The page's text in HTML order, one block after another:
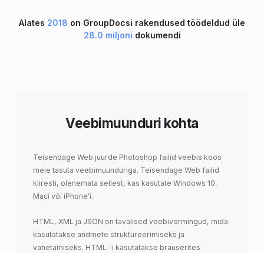
Alates 2018 on GroupDocsi rakendused töödeldud üle
28.0 miljoni dokumendi
Veebimuunduri kohta
Teisendage Web juurde Photoshop failid veebis koos
meie tasuta veebimuunduriga. Teisendage Web failid
kiiresti, olenemata sellest, kas kasutate Windows 10,
Maci või iPhone'i.
HTML, XML ja JSON on tavalised veebivormingud, mida
kasutatakse andmete struktureerimiseks ja
vahetamiseks. HTML -i kasutatakse brauserites